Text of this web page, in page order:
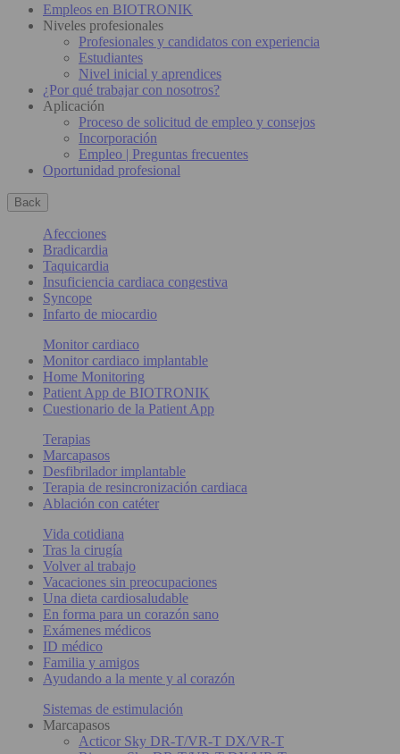
Empleos en BIOTRONIK
Niveles profesionales
Profesionales y candidatos con experiencia
Estudiantes
Nivel inicial y aprendices
¿Por qué trabajar con nosotros?
Aplicación
Proceso de solicitud de empleo y consejos
Incorporación
Empleo | Preguntas frecuentes
Oportunidad profesional
Back
Afecciones
Bradicardia
Taquicardia
Insuficiencia cardiaca congestiva
Syncope
Infarto de miocardio
Monitor cardiaco
Monitor cardiaco implantable
Home Monitoring
Patient App de BIOTRONIK
Cuestionario de la Patient App
Terapias
Marcapasos
Desfibrilador implantable
Terapia de resincronización cardiaca
Ablación con catéter
Vida cotidiana
Tras la cirugía
Volver al trabajo
Vacaciones sin preocupaciones
Una dieta cardiosaludable
En forma para un corazón sano
Exámenes médicos
ID médico
Familia y amigos
Ayudando a la mente y al corazón
Sistemas de estimulación
Marcapasos
Acticor Sky DR-T/VR-T DX/VR-T